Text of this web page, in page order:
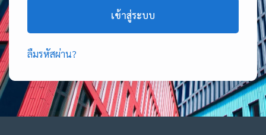
เข้าสู่ระบบ
ลืมรหัสผ่าน?